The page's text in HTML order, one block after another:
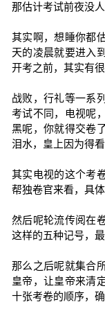
那估计考试前夜没人
其实啊，想睡你都
天的凌晨就要进入
开考之前，其实有
战败，行礼等一系
考试不同，电视呢
黑呢，你就得交卷
泪水，皇上因为得看
其实电视的这个考
帮独卷官来看，具
然后呢轮流传阅在
这样的五种记号，
那么之后呢就集合
皇帝，让皇帝来清
十张考卷的顺序，确